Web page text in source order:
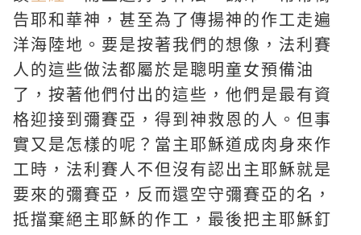
告耶和華神，甚至為了傳揚神的作工走遍
洋海陸地。要是按著我們的想像，法利賽
人的這些做法都屬於是聰明童女預備油
了，按著他們付出的這些，他們是最有資
格迎接到彌賽亞，得到神救恩的人。但事
實又是怎樣的呢？當主耶穌道成肉身來作
工時，法利賽人不但沒有認出主耶穌就是
要來的彌賽亞，反而還空守彌賽亞的名，
抵擋棄絕主耶穌的作工，最後把主耶穌釘